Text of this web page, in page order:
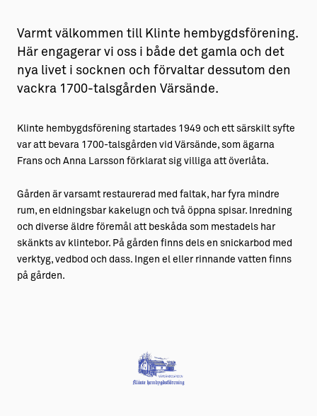
Varmt välkommen till Klinte hembygdsförening.
Här engagerar vi oss i både det gamla och det
nya livet i socknen och förvaltar dessutom den
vackra 1700-talsgården Värsände.
Klinte hembygdsförening startades 1949 och ett särskilt syfte
var att bevara 1700-talsgården vid Värsände, som ägarna
Frans och Anna Larsson förklarat sig villiga att överlåta.
Gården är varsamt restaurerad med faltak, har fyra mindre
rum, en eldningsbar kakelugn och två öppna spisar. Inredning
och diverse äldre föremål att beskåda som mestadels har
skänkts av klintebor. På gården finns dels en snickarbod med
verktyg, vedbod och dass. Ingen el eller rinnande vatten finns
på gården.